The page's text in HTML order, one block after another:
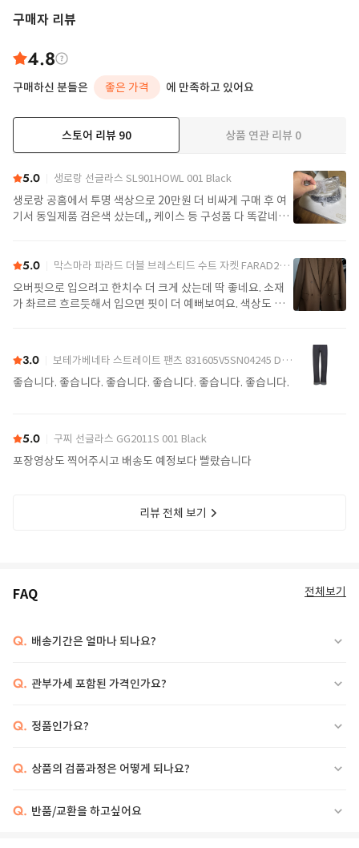
LE PETIT MESSENGER BAMBINO SHOULDER BAG POLYAMIDE
100%COTTON 100%POLYAMIDE 100%LEATHER W:21CM H:14CM
D:10CMW:21CM H:14CM D:10CM
구매자 리뷰
4.8
구매하신 분들은 좋은 가격 에 만족하고 있어요
스토어 리뷰 90 상품 연관 리뷰 0
5.0 생로랑 선글라스 SL901HOWL 001 Black
생로랑 공홈에서 투명 색상으로 20만원 더 비싸게 구매 후 여
기서 동일제품 검은색 샀는데,, 케이스 등 구성품 다 똑같네요
5.0 막스마라 파라드 더블 브레스티드 수트 자켓 FARAD2521046122600004 Camel
오버핏으로 입으려고 한치수 더 크게 샀는데 딱 좋네요. 소재
가 촤르르 흐르듯해서 입으면 핏이 더 예뻐보여요. 색상도 제
3.0 보테가베네타 스트레이트 팬츠 831605V5SN04245 Denim
좋습니다. 좋습니다. 좋습니다. 좋습니다. 좋습니다. 좋습니다.
5.0 구찌 선글라스 GG2011S 001 Black
포장영상도 찍어주시고 배송도 예정보다 빨랐습니다
리뷰 전체 보기
FAQ 전체보기
Q. 배송기간은 얼마나 되나요?
Q. 관부가세 포함된 가격인가요?
Q. 정품인가요?
Q. 상품의 검품과정은 어떻게 되나요?
Q. 반품/교환을 하고싶어요